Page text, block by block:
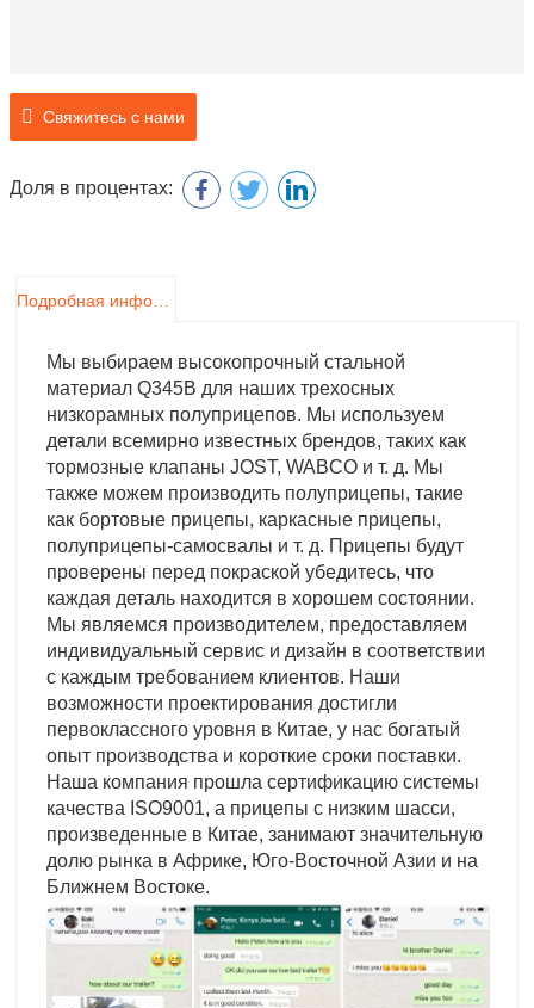
Свяжитесь с нами
Доля в процентах:
Мы выбираем высокопрочный стальной
материал Q345B для наших трехосных
низкорамных полуприцепов. Мы используем
детали всемирно известных брендов, таких как
тормозные клапаны JOST, WABCO и т. д. Мы
также можем производить полуприцепы, такие
как бортовые прицепы, каркасные прицепы,
полуприцепы-самосвалы и т. д. Прицепы будут
проверены перед покраской убедитесь, что
каждая деталь находится в хорошем состоянии.
Мы являемся производителем, предоставляем
индивидуальный сервис и дизайн в соответствии
с каждым требованием клиентов. Наши
возможности проектирования достигли
первоклассного уровня в Китае, у нас богатый
опыт производства и короткие сроки поставки.
Наша компания прошла сертификацию системы
качества ISO9001, а прицепы с низким шасси,
произведенные в Китае, занимают значительную
долю рынка в Африке, Юго-Восточной Азии и на
Ближнем Востоке.